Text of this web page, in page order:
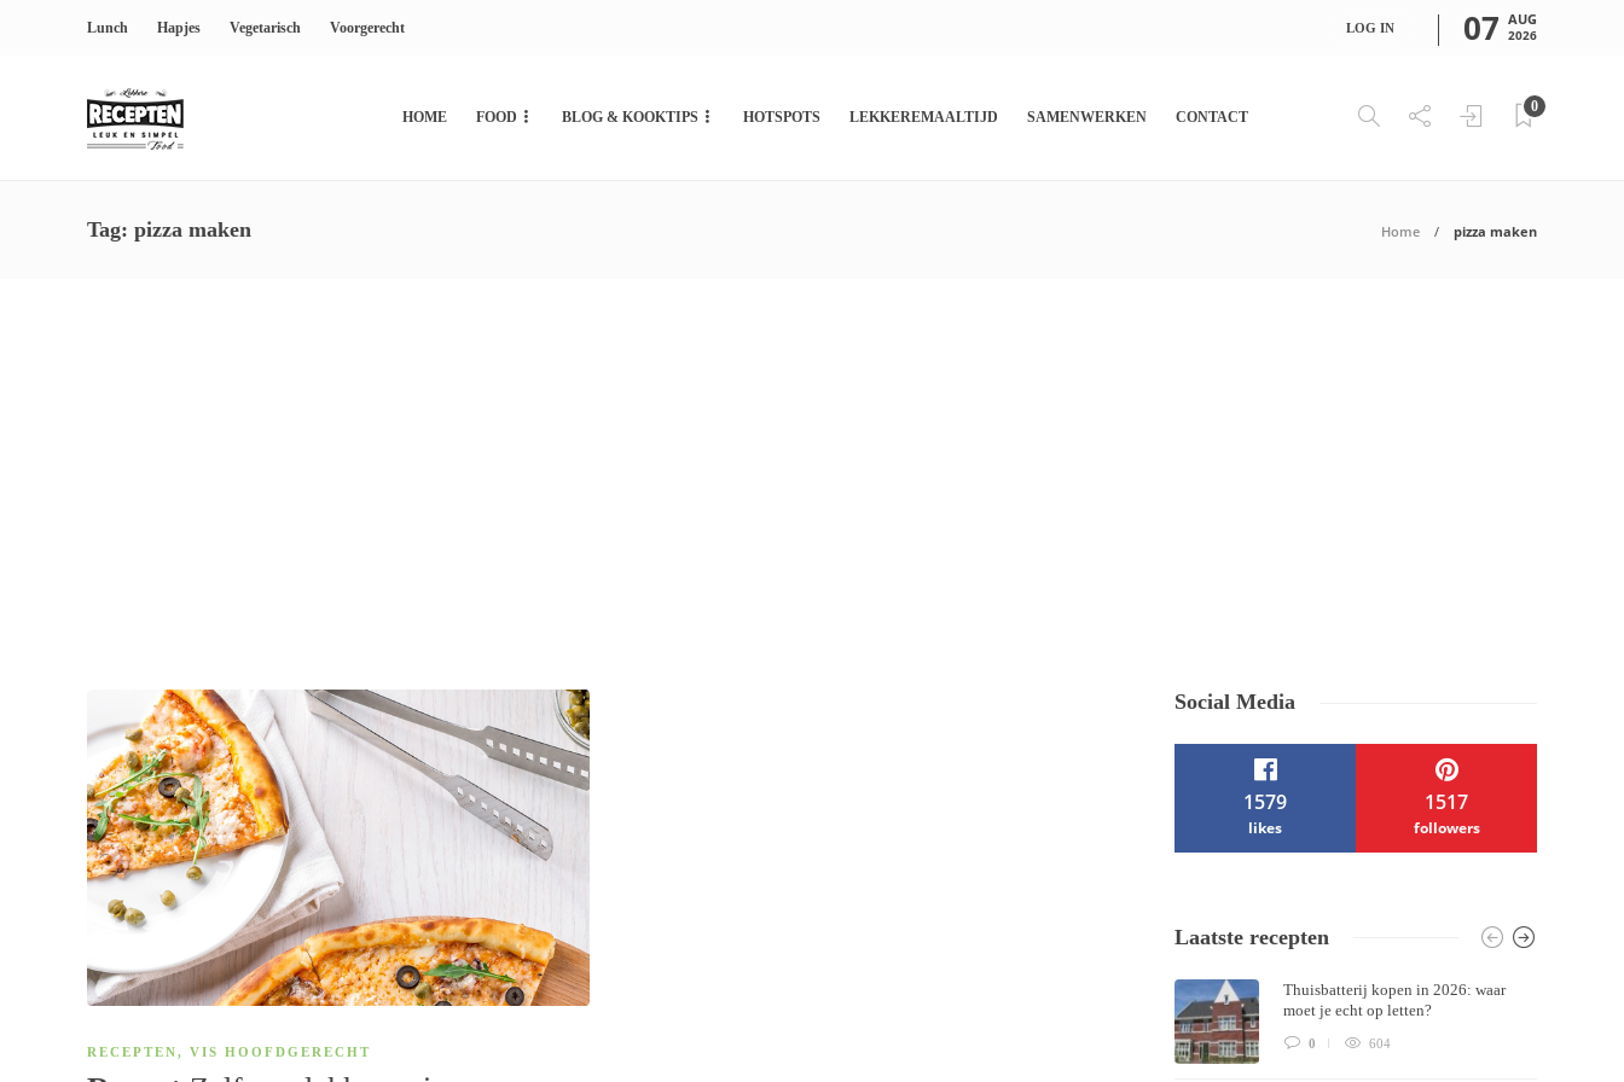
Lunch Hapjes Vegetarisch Voorgerecht LOG IN 07 AUG
2026
HOME FOOD BLOG & KOOKTIPS HOTSPOTS LEKKEREMAALTIJD SAMENWERKEN CONTACT
0
Tag: pizza maken Home pizza maken
RECEPTEN, VIS HOOFDGERECHT
Social Media
1579
likes
1517
followers
Themes bySilicon Themes . Join us right
now!
Laatste recepten
Thuisbatterij kopen in 2026: waar
moet je echt op letten?
0 604